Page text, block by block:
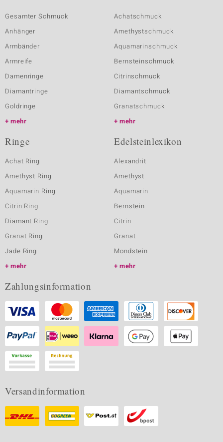
Gesamter Schmuck
Anhänger
Armbänder
Armreife
Damenringe
Diamantringe
Goldringe
mehr
Achatschmuck
Amethystschmuck
Aquamarinschmuck
Bernsteinschmuck
Citrinschmuck
Diamantschmuck
Granatschmuck
mehr
Ringe
Achat Ring
Amethyst Ring
Aquamarin Ring
Citrin Ring
Diamant Ring
Granat Ring
Jade Ring
mehr
Edelsteinlexikon
Alexandrit
Amethyst
Aquamarin
Bernstein
Citrin
Granat
Mondstein
mehr
Zahlungsinformation
Versandinformation